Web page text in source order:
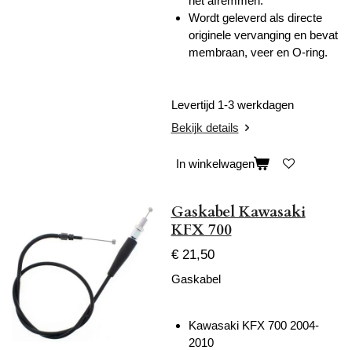
Wordt geleverd als directe
originele vervanging en bevat
membraan, veer en O-ring.
Levertijd 1-3 werkdagen
Bekijk details
In winkelwagen
Gaskabel Kawasaki
KFX 700
€ 21,50
Gaskabel
Kawasaki KFX 700 2004-
2010